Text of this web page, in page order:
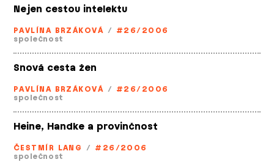
Nejen cestou intelektu
PAVLÍNA BRZÁKOVÁ / #26/2006
společnost
Snová cesta žen
PAVLÍNA BRZÁKOVÁ / #26/2006
společnost
Heine, Handke a provinčnost
ČESTMÍR LANG / #26/2006
společnost